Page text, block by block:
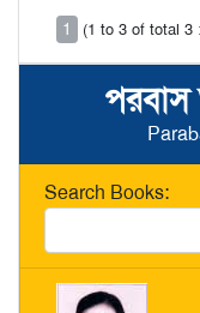
Search Books:
1 (1 to 3 of total 3